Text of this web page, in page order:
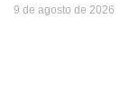
9 de agosto de 2026